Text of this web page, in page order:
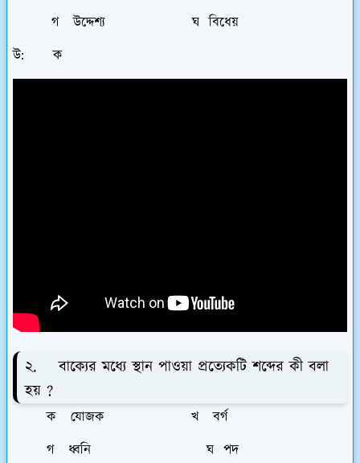
গ উদ্দেশ্য ঘ বিধেয়
উ: ক
২. বাক্যের মধ্যে স্থান পাওয়া প্রত্যেকটি শব্দের কী বলা
হয় ?
ক যোজক খ বর্গ
গ ধ্বনি ঘ পদ